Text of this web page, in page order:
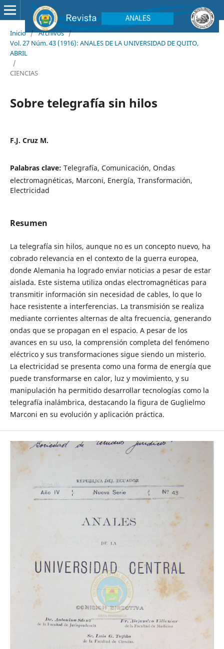
Inicio / Archivos /
Vol. 27 Núm. 43 (1916): ANALES DE LA UNIVERSIDAD DE QUITO,
ABRIL
/
CIENCIAS
Sobre telegrafía sin hilos
F.J. Cruz M.
Palabras clave: Telegrafía, Comunicación, Ondas
electromagnéticas, Marconi, Energía, Transformación,
Electricidad
Resumen
La telegrafía sin hilos, aunque no es un concepto nuevo, ha
cobrado relevancia en el contexto de la guerra europea,
donde Alemania ha logrado enviar noticias a pesar de estar
aislada. Este sistema utiliza ondas electromagnéticas para
transmitir información sin necesidad de cables, lo que lo
hace resistente a interferencias. La transmisión se realiza
mediante corrientes alternas de alta frecuencia, generando
ondas que se propagan en el espacio. A pesar de los
avances en su uso, la comprensión completa del fenómeno
eléctrico y sus transformaciones sigue siendo un misterio.
La electricidad se presenta como una forma de energía que
puede transformarse en calor, luz y movimiento, y su
manipulación ha permitido desarrollar tecnologías como la
telegrafía inalámbrica, destacando la figura de Guglielmo
Marconi en su evolución y aplicación práctica.